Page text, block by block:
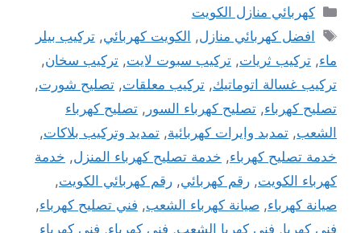
التصنيفات
كهربائي منازل الكويت
الوسوم
افضل كهربائي منازل, الكويت كهربائي,تركيب بيلر
ماء, تركيب ثريات, تركيب سبوت لايت, تركيب سخان,
تركيب غسالة اتوماتيك, تركيب معلقات, تصليح شورت,
تصليح كهرباء, تصليح كهرباء السور , تصليح كهرباء
الشعب, تمدبد وايرات كهربائية, تمديد وتركيب بلاكات,
خدمة تصليح كهرباء, خدمة تصليح كهرباء المنزل, خدمة
كهرباء الكويت, رقم كهربائي, رقم كهربائي الكويت,
صيانة كهرباء, صيانة كهرباء الشعب, فني تصليح كهرباء,
فني كهربا, فني كهربا الشعب, فني كهرباء, فني كهرباء